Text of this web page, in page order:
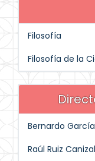
Filosofía
Filosofía de la
Bernardo
Raúl Ruiz